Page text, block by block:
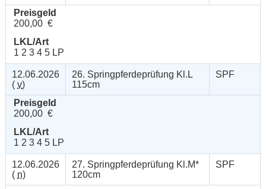
Preisgeld
200,00 €
LKL/Art
1 2 3 4 5 LP
12.06.2026
( v)
26. Springpferdeprüfung Kl.L
115cm
SPF
Preisgeld
200,00 €
LKL/Art
1 2 3 4 5 LP
12.06.2026
( n)
27. Springpferdeprüfung Kl.M*
120cm
SPF